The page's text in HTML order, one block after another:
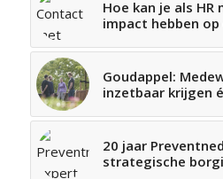
Hoe kan je als HR
impact hebben
Goudappel:
inzetbaar krijgen
20 jaar
strategische